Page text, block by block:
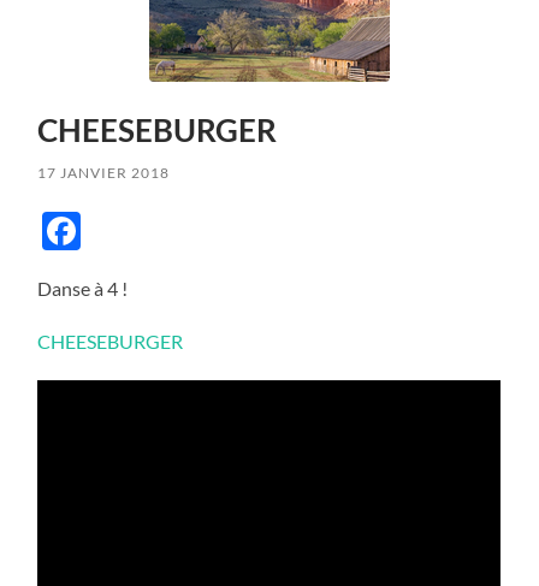
CHEESEBURGER
17 JANVIER 2018
Danse à 4 !
CHEESEBURGER